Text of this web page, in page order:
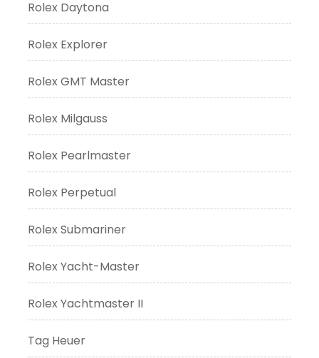
Rolex Daytona
Rolex Explorer
Rolex GMT Master
Rolex Milgauss
Rolex Pearlmaster
Rolex Perpetual
Rolex Submariner
Rolex Yacht-Master
Rolex Yachtmaster II
Tag Heuer